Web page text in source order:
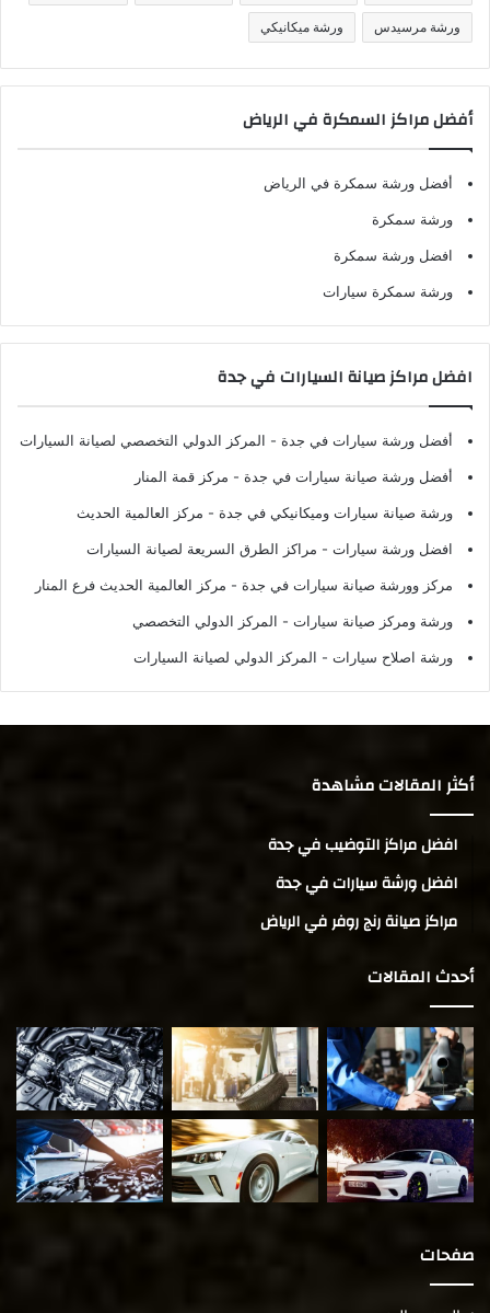
ورشة مرسيدس ورشة ميكانيكي
أفضل مراكز السمكرة في الرياض
أفضل ورشة سمكرة في الرياض
ورشة سمكرة
افضل ورشة سمكرة
ورشة سمكرة سيارات
افضل مراكز صيانة السيارات في جدة
أفضل ورشة سيارات في جدة - المركز الدولي التخصصي لصيانة السيارات
أفضل ورشة صيانة سيارات في جدة - مركز قمة المنار
ورشة صيانة سيارات وميكانيكي في جدة - مركز العالمية الحديث
افضل ورشة سيارات - مراكز الطرق السريعة لصيانة السيارات
مركز وورشة صيانة سيارات في جدة - مركز العالمية الحديث فرع المنار
ورشة ومركز صيانة سيارات - المركز الدولي التخصصي
ورشة اصلاح سيارات - المركز الدولي لصيانة السيارات
أكثر المقالات مشاهدة
افضل مراكز التوضيب في جدة
افضل ورشة سيارات في جدة
مراكز صيانة رنج روفر في الرياض
أحدث المقالات
صفحات